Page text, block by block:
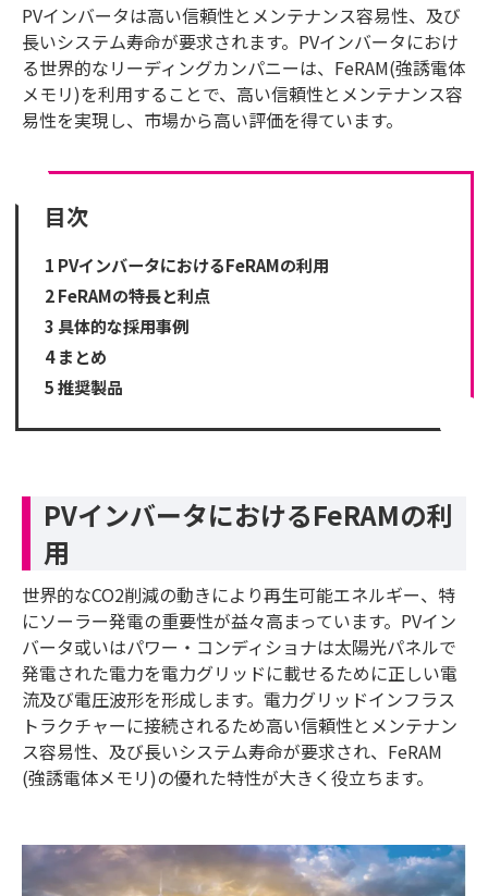
PVインバータは高い信頼性とメンテナンス容易性、及び
長いシステム寿命が要求されます。PVインバータにおけ
る世界的なリーディングカンパニーは、FeRAM(強誘電体
メモリ)を利用することで、高い信頼性とメンテナンス容
易性を実現し、市場から高い評価を得ています。
目次
1 PVインバータにおけるFeRAMの利用
2FeRAMの特長と利点
3 具体的な採用事例
4まとめ
5推奨製品
PVインバータにおけるFeRAMの利
用
世界的なCO2削減の動きにより再生可能エネルギー、特
にソーラー発電の重要性が益々高まっています。PVイン
バータ或いはパワー・コンディショナは太陽光パネルで
発電された電力を電力グリッドに載せるために正しい電
流及び電圧波形を形成します。電力グリッドインフラス
トラクチャーに接続されるため高い信頼性とメンテナン
ス容易性、及び長いシステム寿命が要求され、FeRAM
(強誘電体メモリ)の優れた特性が大きく役立ちます。